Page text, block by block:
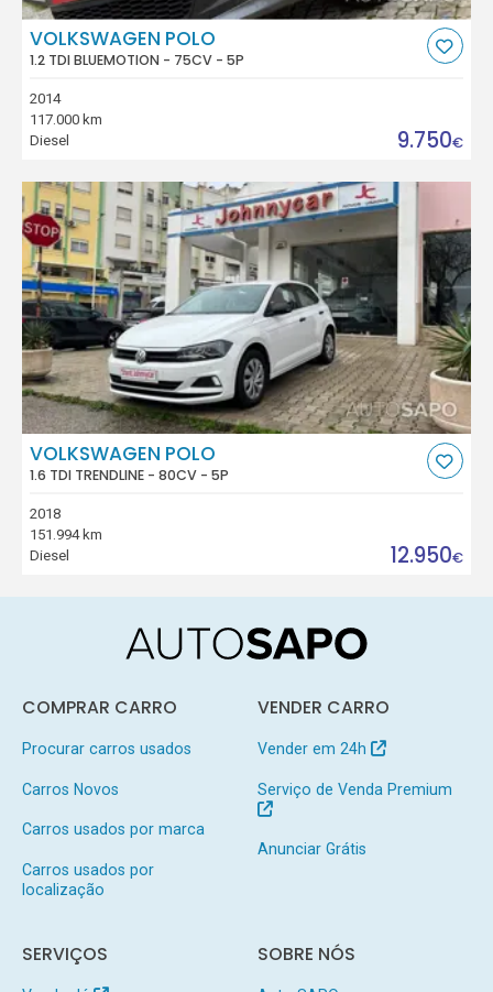
VOLKSWAGEN POLO
1.2 TDI BLUEMOTION - 75CV - 5P
2014
117.000 km
Diesel
9.750€
VOLKSWAGEN POLO
1.6 TDI TRENDLINE - 80CV - 5P
2018
151.994 km
Diesel
12.950€
COMPRAR CARRO
Procurar carros usados
Carros Novos
Carros usados por marca
Carros usados por
localização
VENDER CARRO
Vender em 24h
Serviço de Venda Premium
Anunciar Grátis
SERVIÇOS SOBRE NÓS